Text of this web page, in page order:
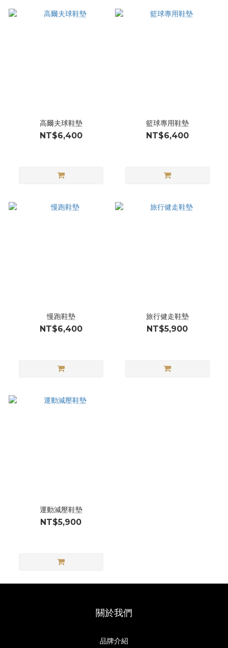
高爾夫球鞋墊
NT$6,400
籃球專用鞋墊
NT$6,400
慢跑鞋墊
NT$6,400
旅行健走鞋墊
NT$5,900
運動減壓鞋墊
NT$5,900
關於我們
品牌介紹